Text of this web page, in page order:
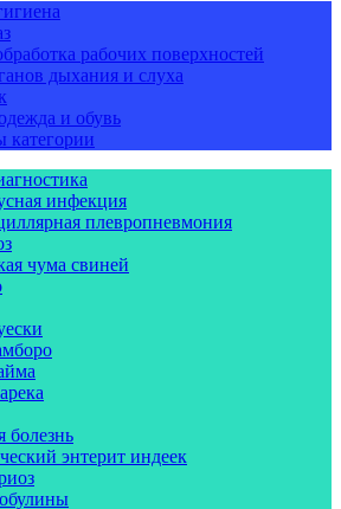
рабочих поверхностей
дыхания и слуха
и обувь
категории
инфекция
плевропневмония
чума свиней
болезнь
энтерит индеек